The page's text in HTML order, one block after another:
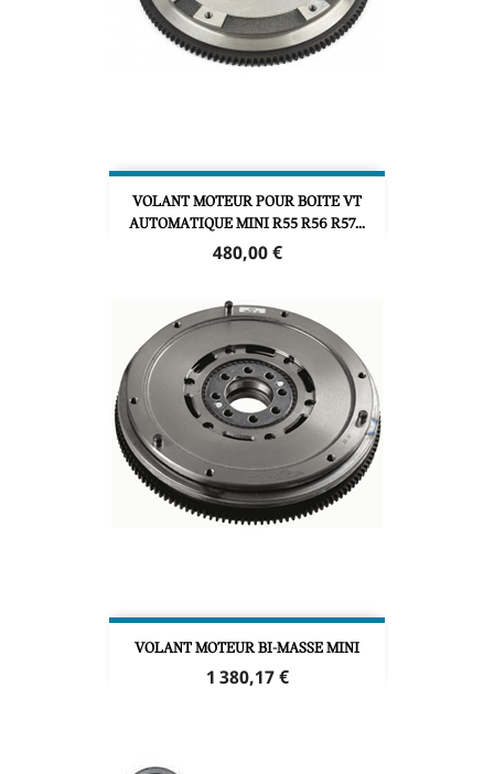
VOLANT MOTEUR POUR BOITE VT
AUTOMATIQUE MINI R55 R56 R57...
Prix
480,00 €
VOLANT MOTEUR BI-MASSE MINI
Prix
1 380,17 €